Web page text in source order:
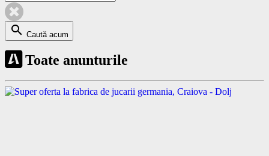
search Caută acum
Toate anunturile